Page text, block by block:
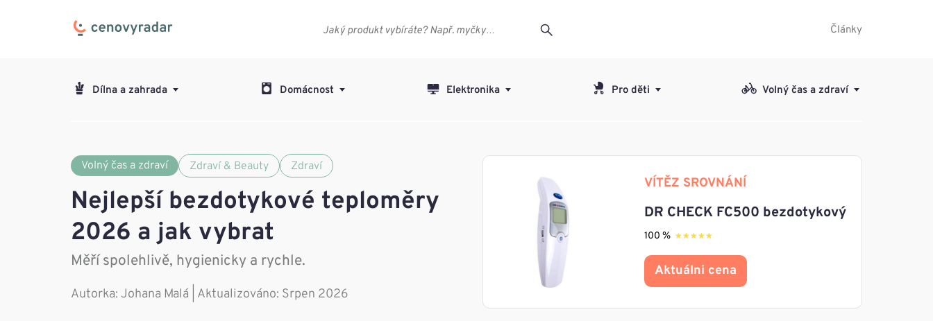
Články
Dílna a zahrada Domácnost Elektronika Pro děti Volný čas a zdraví
Volný čas a zdraví Zdraví & Beauty Zdraví
Nejlepší bezdotykové teploměry
2026 a jak vybrat
Měří spolehlivě, hygienicky a rychle.
Autorka: Johana Malá | Aktualizováno: Srpen 2026
VÍTĚZ SROVNÁNÍ
DR CHECK FC500 bezdotykový
100 % ★★★★★
★★★★★
Aktuálni cena